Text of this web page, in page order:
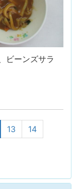
ビーンズサラ
13
14